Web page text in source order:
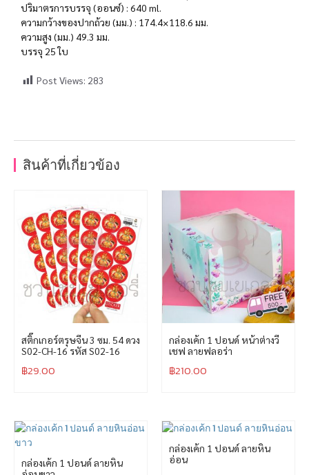
ปริมาตรการบรรจุ (ออนซ์) : 640 ml.
ความกว้างของปากถ้วย (มม.) : 174.4×118.6 มม.
ความสูง (มม.) 49.3 มม.
บรรจุ 25 ใบ
Post Views: 283
สินค้าที่เกี่ยวข้อง
สติ๊กเกอร์ตรุษจีน 3 ซม. 54 ดวง
S02-CH-16 รหัส S02-16
฿29.00
กล่องเค้ก 1 ปอนด์ หน้าต่างวี
เชฟ ลายฟลอร่า
฿210.00
กล่องเค้ก 1 ปอนด์ ลายหิน
กล่องเค้ก 1 ปอนด์ ลายหิน
อ่อน